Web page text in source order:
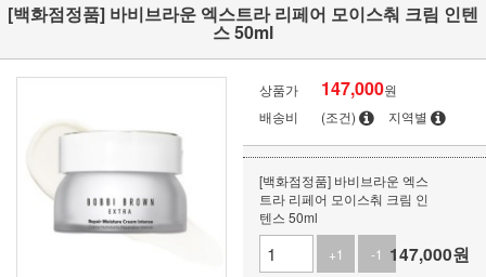
[백화점정품] 바비브라운 엑스트라 리페어 모이스춰 크림 인텐
스 50ml
상품가 147,000원
배송비
(조건) 지역별
[백화점정품] 바비브라운 엑스
트라 리페어 모이스춰 크림 인
텐스 50ml
+1
-1 147,000원